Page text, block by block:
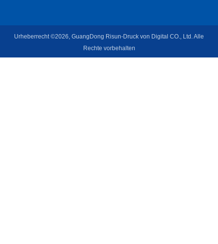
Urheberrecht ©2026, GuangDong Risun-Druck von Digital CO., Ltd. Alle
Rechte vorbehalten